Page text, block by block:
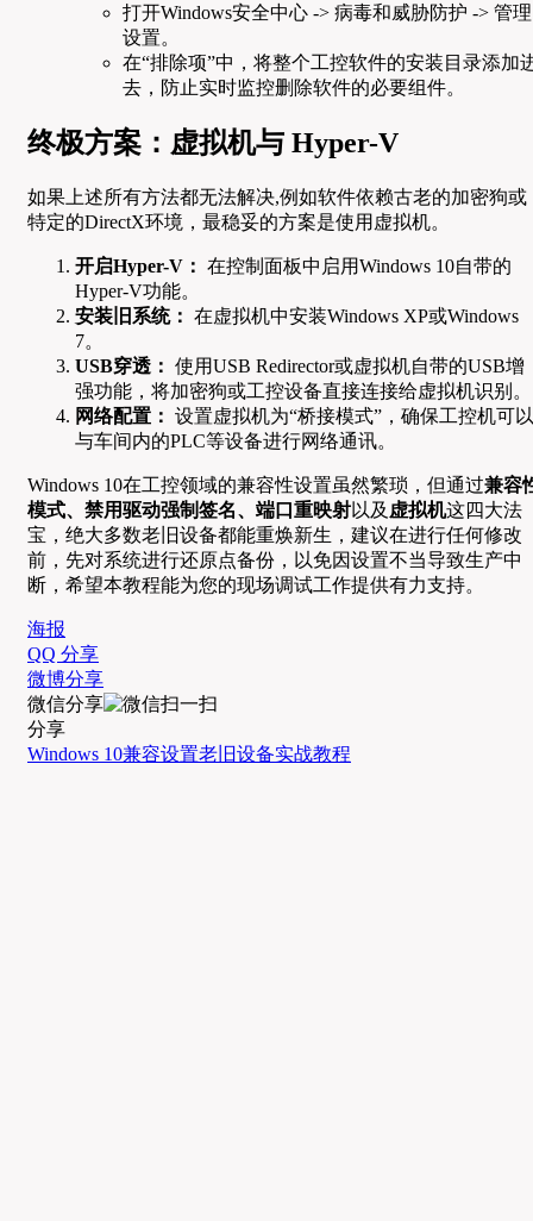
打开Windows安全中心 -> 病毒和威胁防护 -> 管理
设置。
在“排除项”中，将整个工控软件的安装目录添加
去，防止实时监控删除软件的必要组件。
终极方案：虚拟机与 Hyper-V
如果上述所有方法都无法解决,例如软件依赖古老的加密狗或
特定的DirectX环境，最稳妥的方案是使用虚拟机。
开启Hyper-V： 在控制面板中启用Windows 10自带的
Hyper-V功能。
安装旧系统： 在虚拟机中安装Windows XP或Windows
7。
USB穿透： 使用USB Redirector或虚拟机自带的USB增
强功能，将加密狗或工控设备直接连接给虚拟机识别。
网络配置： 设置虚拟机为“桥接模式”，确保工控机可以
与车间内的PLC等设备进行网络通讯。
Windows 10在工控领域的兼容性设置虽然繁琐，但通过兼容
模式、禁用驱动强制签名、端口重映射以及 虚拟机这四大法
宝，绝大多数老旧设备都能重焕新生，建议在进行任何修改
前，先对系统进行还原点备份，以免因设置不当导致生产中
断，希望本教程能为您的现场调试工作提供有力支持。
海报
QQ 分享
微博分享
微信分享
分享
Windows 10兼容设置老旧设备实战教程